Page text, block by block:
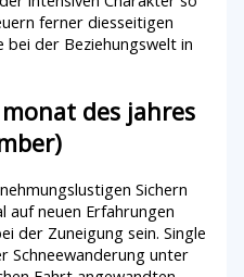
ferner diesseitigen
bei der Beziehungswelt in
des jahres
Sichern
auf neuen Erfahrungen
der Zuneigung sein. Single
Schneewanderung unter